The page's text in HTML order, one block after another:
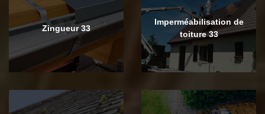
Zingueur 33
Imperméabilisation de
toiture 33